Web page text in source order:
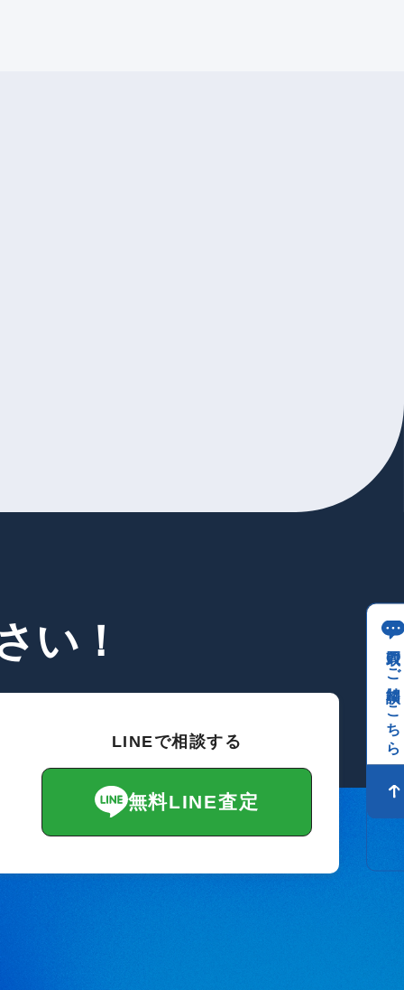
い！
LINEで相談する
無料LINE査定
買取のご相談はこちら